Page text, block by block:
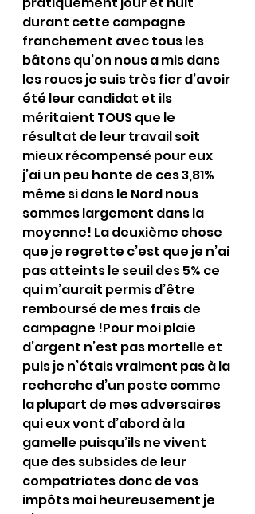
durant cette campagne
franchement avec tous les
bâtons qu’on nous a mis dans
les roues je suis très fier d’avoir
été leur candidat et ils
méritaient TOUS que le
résultat de leur travail soit
mieux récompensé pour eux
j’ai un peu honte de ces 3,81%
même si dans le Nord nous
sommes largement dans la
moyenne! La deuxième chose
que je regrette c’est que je n’ai
pas atteints le seuil des 5% ce
qui m’aurait permis d’être
remboursé de mes frais de
campagne !Pour moi plaie
d’argent n’est pas mortelle et
puis je n’étais vraiment pas à la
recherche d’un poste comme
la plupart de mes adversaires
qui eux vont d’abord à la
gamelle puisqu’ils ne vivent
que des subsides de leur
compatriotes donc de vos
impôts moi heureusement je